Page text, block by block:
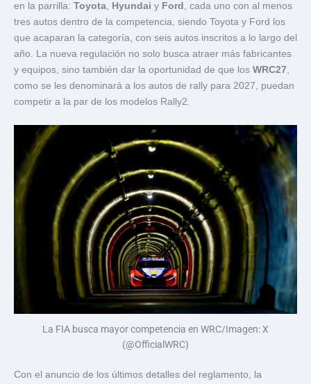
en la parrilla: Toyota, Hyundai y Ford , cada uno con al menos
tres autos dentro de la competencia, siendo Toyota y Ford los
que acaparan la categoría, con seis autos inscritos a lo largo del
año. La nueva regulación no solo busca atraer más fabricantes
y equipos, sino también dar la oportunidad de que los WRC27,
como se les denominará a los autos de rally para 2027, puedan
competir a la par de los modelos Rally2.
La FIA busca mayor competencia en WRC/Imagen: X
(@OfficialWRC)
Con el anuncio de los últimos detalles del reglamento, la